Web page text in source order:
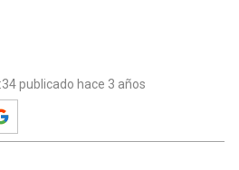
publicado hace 3 años